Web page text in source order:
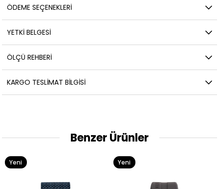
ÖDEME SEÇENEKLERI
YETKİ BELGESİ
ÖLÇÜ REHBERI
KARGO TESLIMAT BILGISI
Benzer Ürünler
Yeni
Yeni